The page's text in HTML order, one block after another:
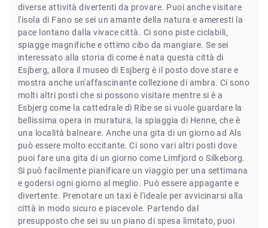
diverse attività divertenti da provare. Puoi anche visitare
l'isola di Fano se sei un amante della natura e ameresti la
pace lontano dalla vivace città. Ci sono piste ciclabili,
spiagge magnifiche e ottimo cibo da mangiare. Se sei
interessato alla storia di come è nata questa città di
Esjberg, allora il museo di Esjberg è il posto dove stare e
mostra anche un'affascinante collezione di ambra. Ci sono
molti altri posti che si possono visitare mentre si è a
Esbjerg come la cattedrale di Ribe se si vuole guardare la
bellissima opera in muratura, la spiaggia di Henne, che è
una località balneare. Anche una gita di un giorno ad Als
può essere molto eccitante. Ci sono vari altri posti dove
puoi fare una gita di un giorno come Limfjord o Silkeborg.
Si può facilmente pianificare un viaggio per una settimana
e godersi ogni giorno al meglio. Può essere appagante e
divertente. Prenotare un taxi è l'ideale per avvicinarsi alla
città in modo sicuro e piacevole. Partendo dal
presupposto che sei su un piano di spesa limitato, puoi